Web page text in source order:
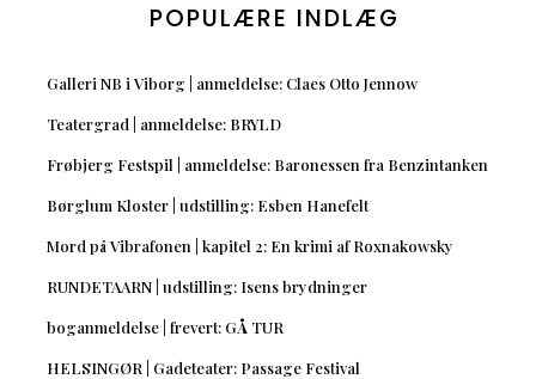
POPULÆRE INDLÆG
Galleri NB i Viborg | anmeldelse: Claes Otto Jennow
Teatergrad | anmeldelse: BRYLD
Frøbjerg Festspil | anmeldelse: Baronessen fra Benzintanken
Børglum Kloster | udstilling: Esben Hanefelt
Mord på Vibrafonen | kapitel 2: En krimi af Roxnakowsky
RUNDETAARN | udstilling: Isens brydninger
boganmeldelse | frevert: GÅ TUR
HELSINGØR | Gadeteater: Passage Festival